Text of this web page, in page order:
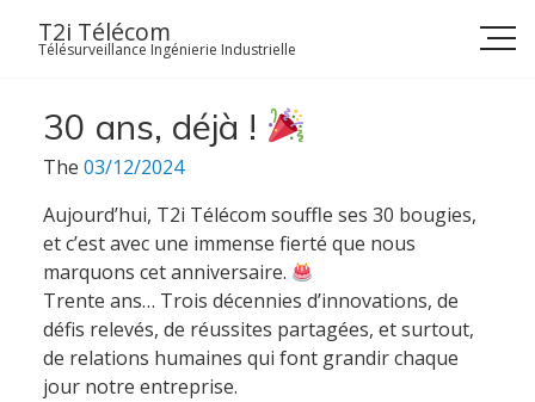
T2i Télécom
Télésurveillance Ingénierie Industrielle
30 ans, déjà !
The 03/12/2024
Aujourd’hui, T2i Télécom souffle ses 30 bougies,
et c’est avec une immense fierté que nous
marquons cet anniversaire.
Trente ans… Trois décennies d’innovations, de
défis relevés, de réussites partagées, et surtout,
de relations humaines qui font grandir chaque
jour notre entreprise.